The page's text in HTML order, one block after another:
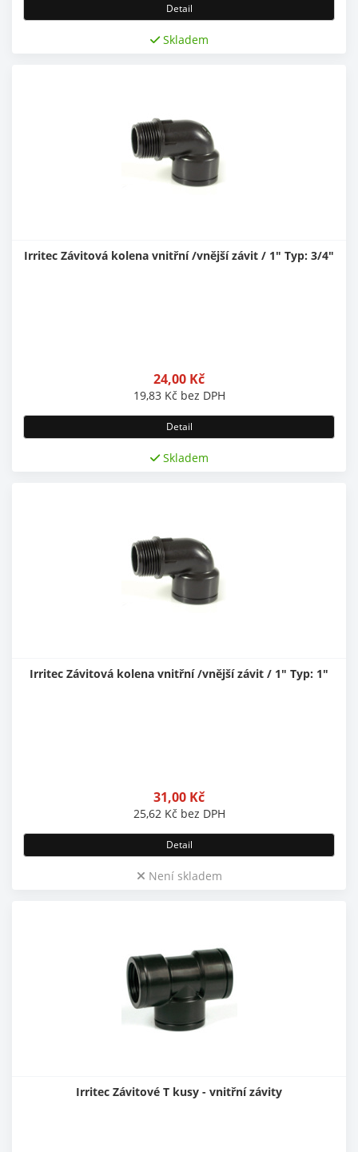
Detail
Skladem
Irritec Závitová kolena vnitřní /vnější závit / 1" Typ: 3/4"
24,00 Kč
19,83 Kč bez DPH
Detail
Skladem
Irritec Závitová kolena vnitřní /vnější závit / 1" Typ: 1"
31,00 Kč
25,62 Kč bez DPH
Detail
Není skladem
Irritec Závitové T kusy - vnitřní závity